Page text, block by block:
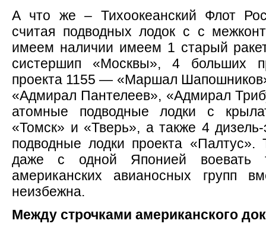
А что же – Тихоокеанский Флот
считая подводных лодок с с
имеем наличии имеем 1 старый
систершип «Москвы», 4 больших
проекта 1155 — «Маршал
«Адмирал Пантелеев», «Адмирал
атомные подводные лодки с
«Томск» и «Тверь», а также 4
подводные лодки проекта
даже с одной Японией воевать
американских авианосных групп
неизбежна.
Между строчками американского